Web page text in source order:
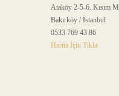
Ataköy 2-5-6. Kısım
Bakırköy / İstanbul
0533 769 43 86
Harita İçin Tıkla